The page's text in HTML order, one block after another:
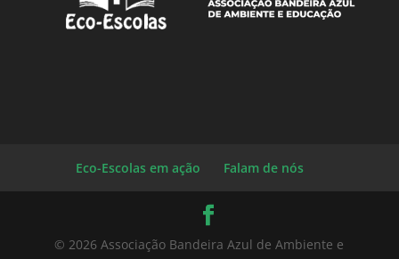
Eco-Escolas em ação Falam de nós
© 2026 Associação Bandeira Azul de Ambiente e